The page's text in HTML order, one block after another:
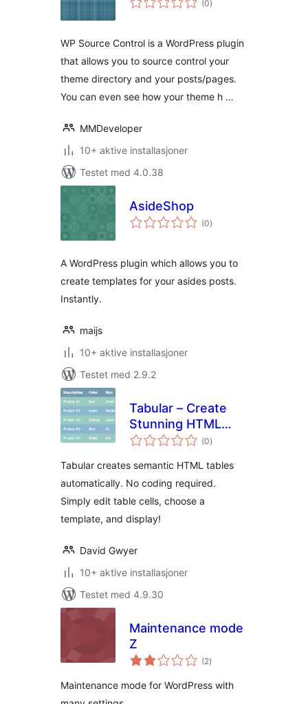
(0vurderinger
)
WP Source Control is a WordPress plugin
that allows you to source control your
theme directory and your posts/pages.
You can even see how your theme h …
MMDeveloper
10+ aktive installasjoner
Testet med 4.0.38
AsideShop
(0totale
vurderinger
)
A WordPress plugin which allows you to
create templates for your asides posts.
Instantly.
maijs
10+ aktive installasjoner
Testet med 2.9.2
Tabular – Create
Stunning HTML
Tables
(0totale
vurderinger
)
Tabular creates semantic HTML tables
automatically. No coding required.
Simply edit table cells, choose a
template, and display!
David Gwyer
10+ aktive installasjoner
Testet med 4.9.30
Maintenance mode
Z
(2totale
vurderinger
)
Maintenance mode for WordPress with